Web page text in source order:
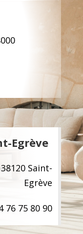
Egrève
Saint-
Egrève
76 75 80 90